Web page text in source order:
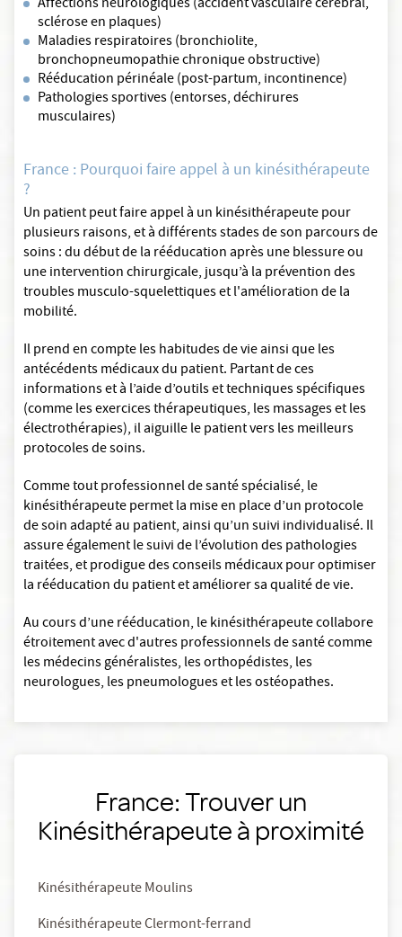
Affections neurologiques (accident vasculaire cérébral,
sclérose en plaques)
Maladies respiratoires (bronchiolite,
bronchopneumopathie chronique obstructive)
Rééducation périnéale (post-partum, incontinence)
Pathologies sportives (entorses, déchirures
musculaires)
France : Pourquoi faire appel à un kinésithérapeute
?
Un patient peut faire appel à un kinésithérapeute pour
plusieurs raisons, et à différents stades de son parcours de
soins : du début de la rééducation après une blessure ou
une intervention chirurgicale, jusqu’à la prévention des
troubles musculo-squelettiques et l'amélioration de la
mobilité.
Il prend en compte les habitudes de vie ainsi que les
antécédents médicaux du patient. Partant de ces
informations et à l’aide d’outils et techniques spécifiques
(comme les exercices thérapeutiques, les massages et les
électrothérapies), il aiguille le patient vers les meilleurs
protocoles de soins.
Comme tout professionnel de santé spécialisé, le
kinésithérapeute permet la mise en place d’un protocole
de soin adapté au patient, ainsi qu’un suivi individualisé. Il
assure également le suivi de l’évolution des pathologies
traitées, et prodigue des conseils médicaux pour optimiser
la rééducation du patient et améliorer sa qualité de vie.
Au cours d’une rééducation, le kinésithérapeute collabore
étroitement avec d'autres professionnels de santé comme
les médecins généralistes, les orthopédistes, les
neurologues, les pneumologues et les ostéopathes.
France: Trouver un
Kinésithérapeute à proximité
Kinésithérapeute Moulins
Kinésithérapeute Clermont-ferrand